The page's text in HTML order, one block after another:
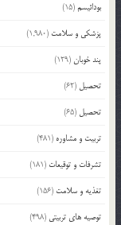
بودائیسم(15)
پزشکی و سلامت (1,980)
پند خوبان(129)
تحصیل (62)
تحصیل (65)
تربیت و مشاوره (481)
تشرفات و توقیعات (181)
تغذیه و سلامت (156)
توصیه های تربیتی (498)